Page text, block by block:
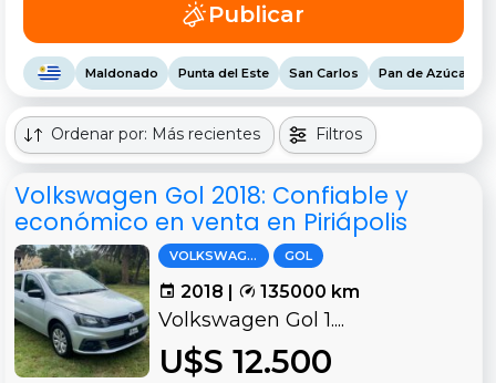
Publicar
Maldonado Punta del Este San Carlos Pan de Azúcar
Ordenar por: Más recientes Filtros
Volkswagen Gol 2018: Confiable y
económico en venta en Piriápolis
VOLKSWAGEN GOL
2018 | 135000 km
Volkswagen Gol 1....
U$S 12.500